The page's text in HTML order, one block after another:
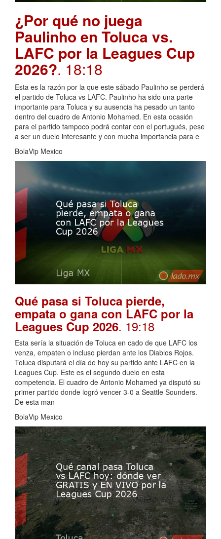
¿Por qué no juega
Paulinho en Toluca vs.
LAFC por la Leagues Cup
2026?. 18:18
Esta es la razón por la que este sábado Paulinho se perderá
el partido de Toluca vs LAFC. Paulinho ha sido una parte
importante para Toluca y su ausencia ha pesado un tanto
dentro del cuadro de Antonio Mohamed. En esta ocasión
para el partido tampoco podrá contar con el portugués, pese
a ser un duelo interesante y con mucha importancia para e
BolaVip Mexico
Qué pasa si Toluca pierde,
empata o gana con LAFC por la
Leagues Cup 2026. 19:18
Esta sería la situación de Toluca en cado de que LAFC los
venza, empaten o incluso pierdan ante los Diablos Rojos.
Toluca disputará el día de hoy su partido ante LAFC en la
Leagues Cup. Este es el segundo duelo en esta
competencia. El cuadro de Antonio Mohamed ya disputó su
primer partido donde logró vencer 3-0 a Seattle Sounders.
De esta man
BolaVip Mexico